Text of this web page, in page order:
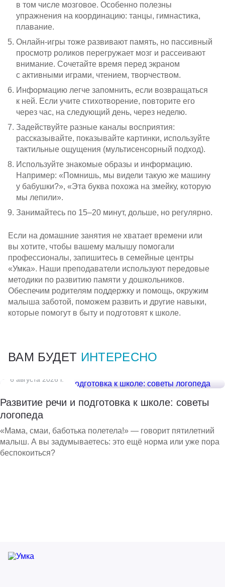
в том числе мозговое. Особенно полезны
упражнения на координацию: танцы, гимнастика,
плавание.
Онлайн-игры тоже развивают память, но пассивный
просмотр роликов перегружает мозг и рассеивают
внимание. Сочетайте время перед экраном
с активными играми, чтением, творчеством.
Информацию легче запомнить, если возвращаться
к ней. Если учите стихотворение, повторите его
через час, на следующий день, через неделю.
Задействуйте разные каналы восприятия:
рассказывайте, показывайте картинки, используйте
тактильные ощущения (мультисенсорный подход).
Используйте знакомые образы и информацию.
Например: «Помнишь, мы видели такую же машину
у бабушки?», «Эта буква похожа на змейку, которую
мы лепили».
Занимайтесь по 15–20 минут, дольше, но регулярно.
Если на домашние занятия не хватает времени или
вы хотите, чтобы вашему малышу помогали
профессионалы, запишитесь в семейные центры
«Умка». Наши преподаватели используют передовые
методики по развитию памяти у дошкольников.
Обеспечим родителям поддержку и помощь, окружим
малыша заботой, поможем развить и другие навыки,
которые помогут в быту и подготовят к школе.
ВАМ БУДЕТ ИНТЕРЕСНО
6 августа 2026 г.
Развитие речи и подготовка к школе: советы
логопеда
«Мама, смаи, баботька полетела!» — говорит пятилетний
малыш. А вы задумываетесь: это ещё норма или уже пора
беспокоиться?